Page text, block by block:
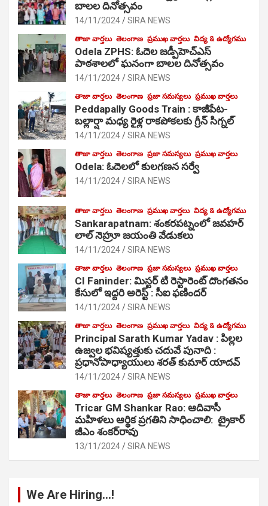
బాలల దినోత్సవం
14/11/2024 SIRA NEWS
తాజా వార్తలు తెలంగాణ ప్రముఖ వార్తలు విద్య & ఉద్యోగము
Odela ZPHS: ఓదెల జ‌డ్పీహెచ్ఎస్
పాఠ‌శాల‌లో ఘనంగా బాలల దినోత్సవం
14/11/2024 SIRA NEWS
తాజా వార్తలు తెలంగాణ ప్రజా సమస్యలు ప్రముఖ వార్తలు
Peddapally Goods Train : కాజీపేట-
బల్లార్షా మధ్య రైళ్ల రాకపోకలకు గ్రీన్ సిగ్నల్
14/11/2024 SIRA NEWS
తాజా వార్తలు తెలంగాణ ప్రజా సమస్యలు ప్రముఖ వార్తలు
Odela: ఓదెలలో కులగణన సర్వే
14/11/2024 SIRA NEWS
తాజా వార్తలు తెలంగాణ ప్రముఖ వార్తలు విద్య & ఉద్యోగము
Sankarapatnam: శంకరపట్నంలో జవహర్
లాల్ నెహ్రూ జయంతి వేడుకలు
14/11/2024 SIRA NEWS
తాజా వార్తలు తెలంగాణ ప్రజా సమస్యలు ప్రముఖ వార్తలు
CI Faninder: మిస్టర్ టి రెస్టారెంట్ దొంగతనం
కేసులో ఇద్దరి అరెస్ట్ : సీఐ ఫణిందర్
14/11/2024 SIRA NEWS
తాజా వార్తలు తెలంగాణ ప్రముఖ వార్తలు విద్య & ఉద్యోగము
Principal Sarath Kumar Yadav : పిల్లల
ఉజ్వల భవిష్యత్తుకు చదువే పునాది :
ప్రధానోపాధ్యాయులు శరత్ కుమార్ యాదవ్
14/11/2024 SIRA NEWS
తాజా వార్తలు తెలంగాణ ప్రజా సమస్యలు ప్రముఖ వార్తలు
Tricar GM Shankar Rao: ఆదివాసీ
మహిళలు ఆర్థిక ప్రగతిని సాధించాలి: ట్రైకార్
జీఎం శంకర్‌రావు
13/11/2024 SIRA NEWS
We Are Hiring…!